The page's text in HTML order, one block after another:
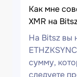
Как мне
XMR на
На Bitsz вы
сумму,
следуете